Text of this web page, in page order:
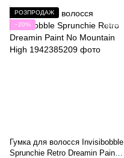
РОЗПРОДАЖ
−20%
Гумка для волосся Invisibobble
Sprunchie Retro Dreamin Paint